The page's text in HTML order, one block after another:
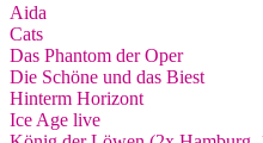
Aida
Cats
Das Phantom der Oper
Die Schöne und das Biest
Hinterm Horizont
Ice Age live